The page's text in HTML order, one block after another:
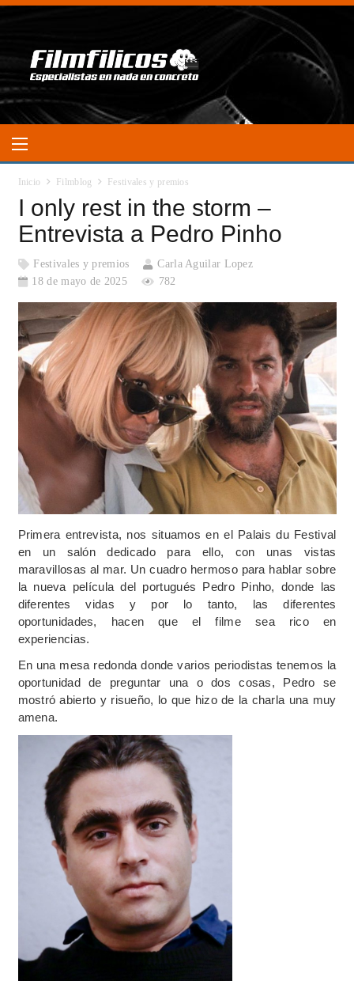
Inicio Filmblog Festivales y premios
I only rest in the storm –
Entrevista a Pedro Pinho
Festivales y premios
Carla Aguilar Lopez
18 de mayo de 2025
782
Primera entrevista, nos situamos en el Palais du Festival
en un salón dedicado para ello, con unas vistas
maravillosas al mar. Un cuadro hermoso para hablar sobre
la nueva película del portugués Pedro Pinho, donde las
diferentes vidas y por lo tanto, las diferentes
oportunidades, hacen que el filme sea rico en
experiencias.
En una mesa redonda donde varios periodistas tenemos la
oportunidad de preguntar una o dos cosas, Pedro se
mostró abierto y risueño, lo que hizo de la charla una muy
amena.